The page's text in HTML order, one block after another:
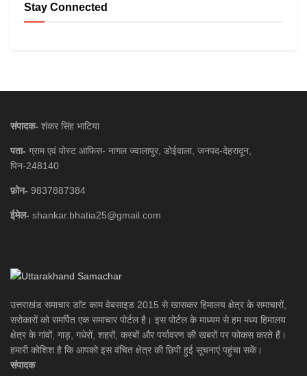
Stay Connected
संपादक- शंकर सिंह भाटिया
पता- ग्राम एवं पोस्ट आफिस- नागल ज्वालापुर, डोईवाला, जनपद-देहरादून,
पिन-248140
फ़ोन- 9837887384
ईमेल- shankar.bhatia25@gmail.com
उत्तराखंड समाचार डाॅट काम वेबसाइड 2015 से खासकर हिमालय क्षेत्र के समाचारों,
सरोकारों को समर्पित एक समाचार पोर्टल है। इस पोर्टल के माध्यम से हम मध्य हिमालय
क्षेत्र के गांवों, गाड़, गधेरों, शहरों, कस्बों और पर्यावरण की खबरों पर फोकस करते हैं।
हमारी कोशिश है कि आपको इस वंचित क्षेत्र की छिपी हुई सूचनाएं पहुंचा सकें।
संपादक